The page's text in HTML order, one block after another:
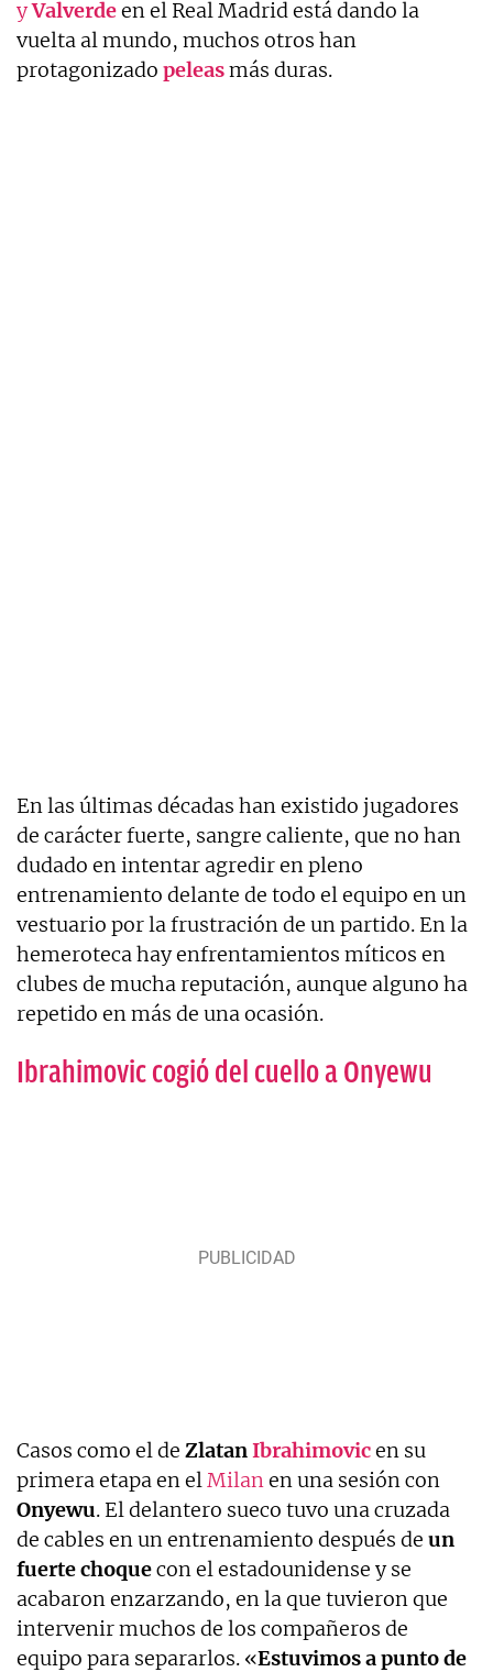
yValverdeen el Real Madrid está dando la
vuelta al mundo, muchos otros han
protagonizado peleasmás duras.
En las últimas décadas han existido jugadores
de carácter fuerte, sangre caliente, que no han
dudado en intentar agredir en pleno
entrenamiento delante de todo el equipo en un
vestuario por la frustración de un partido. En la
hemeroteca hay enfrentamientos míticos en
clubes de mucha reputación, aunque alguno ha
repetido en más de una ocasión.
Ibrahimovic cogió del cuello a Onyewu
Casos como el de ZlatanIbrahimovicen su
primera etapa en elMilanen una sesión con
Onyewu. El delantero sueco tuvo una cruzada
de cables en un entrenamiento después de un
fuerte choquecon el estadounidense y se
acabaron enzarzando, en la que tuvieron que
intervenir muchos de los compañeros de
equipo para separarlos. «Estuvimos a punto de